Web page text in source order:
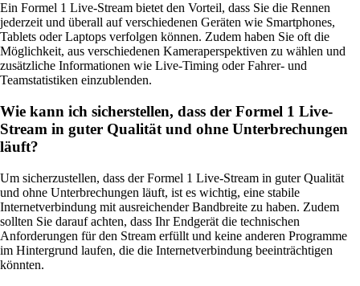
Ein Formel 1 Live-Stream bietet den Vorteil, dass Sie die Rennen
jederzeit und überall auf verschiedenen Geräten wie Smartphones,
Tablets oder Laptops verfolgen können. Zudem haben Sie oft die
Möglichkeit, aus verschiedenen Kameraperspektiven zu wählen und
zusätzliche Informationen wie Live-Timing oder Fahrer- und
Teamstatistiken einzublenden.
Wie kann ich sicherstellen, dass der Formel 1 Live-
Stream in guter Qualität und ohne Unterbrechungen
läuft?
Um sicherzustellen, dass der Formel 1 Live-Stream in guter Qualität
und ohne Unterbrechungen läuft, ist es wichtig, eine stabile
Internetverbindung mit ausreichender Bandbreite zu haben. Zudem
sollten Sie darauf achten, dass Ihr Endgerät die technischen
Anforderungen für den Stream erfüllt und keine anderen Programme
im Hintergrund laufen, die die Internetverbindung beeinträchtigen
könnten.